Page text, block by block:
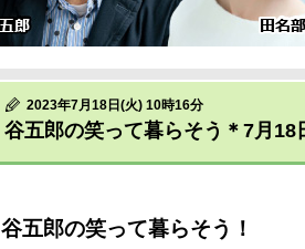
2023年7月18日(火) 10時16分
谷五郎の笑って暮らそう＊7月18
谷五郎の笑って暮らそう！